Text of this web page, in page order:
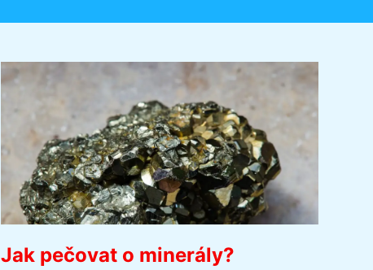
Jak pečovat o minerály?